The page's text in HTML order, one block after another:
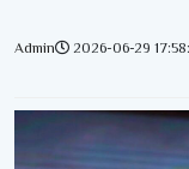
Admin 2026-06-29